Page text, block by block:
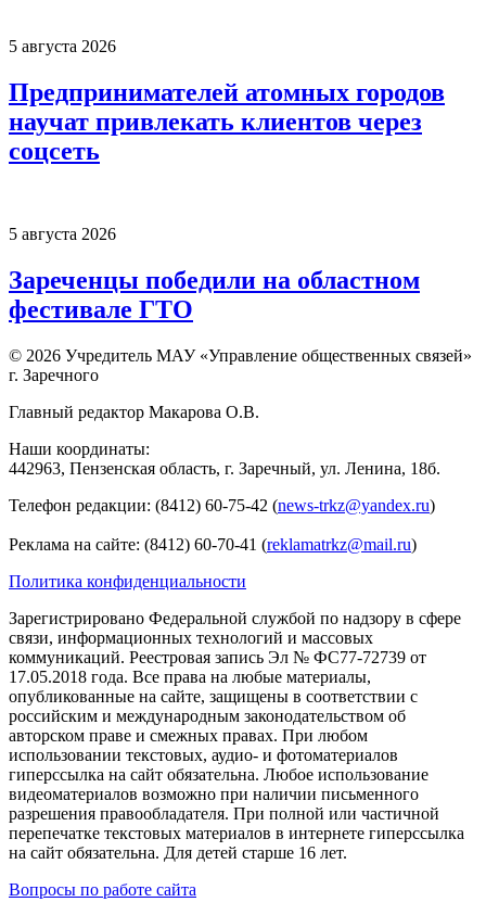
5 августа 2026
Предпринимателей атомных городов
научат привлекать клиентов через
соцсеть
5 августа 2026
Зареченцы победили на областном
фестивале ГТО
© 2026 Учредитель МАУ «Управление общественных связей»
г. Заречного
Главный редактор Макарова О.В.
Наши координаты:
442963, Пензенская область, г. Заречный, ул. Ленина, 18б.
Телефон редакции: (8412) 60-75-42 (news-trkz@yandex.ru)
Реклама на сайте: (8412) 60-70-41 (reklamatrkz@mail.ru)
Политика конфиденциальности
Зарегистрировано Федеральной службой по надзору в сфере
связи, информационных технологий и массовых
коммуникаций. Реестровая запись Эл № ФС77-72739 от
17.05.2018 года. Все права на любые материалы,
опубликованные на сайте, защищены в соответствии с
российским и международным законодательством об
авторском праве и смежных правах. При любом
использовании текстовых, аудио- и фотоматериалов
гиперссылка на сайт обязательна. Любое использование
видеоматериалов возможно при наличии письменного
разрешения правообладателя. При полной или частичной
перепечатке текстовых материалов в интернете гиперссылка
на сайт обязательна. Для детей старше 16 лет.
Вопросы по работе сайта